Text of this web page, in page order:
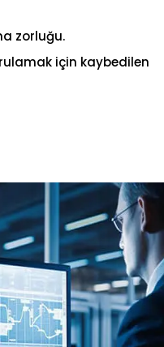
zorluğu.
için kaybedilen